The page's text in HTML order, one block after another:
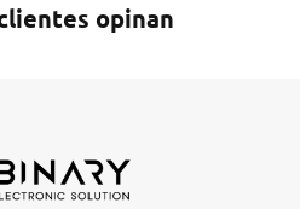
opinan